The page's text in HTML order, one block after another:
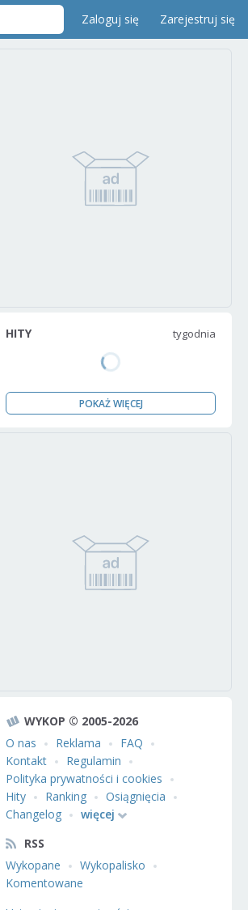
Zaloguj się Zarejestruj się
HITY tygodnia
POKAŻ WIĘCEJ
WYKOP © 2005-2026
O nas
Reklama
FAQ
Kontakt
Regulamin
Polityka prywatności i cookies
Hity
Ranking
Osiągnięcia
Changelog
więcej
RSS
Wykopane
Wykopalisko
Komentowane